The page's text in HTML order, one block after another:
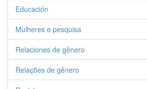
Educación
Mulheres e pesquisa
Relaciones de gênero
Relações de gênero